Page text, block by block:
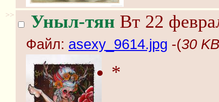
>> Уныл-тян Вт 22
Файл: asexy_9614.jpg -(30
*